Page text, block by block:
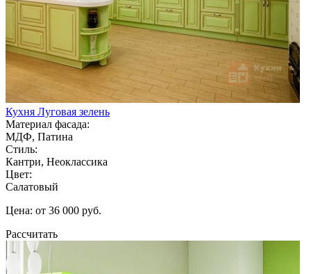
Кухня Луговая зелень
Материал фасада:
МДФ, Патина
Стиль:
Кантри, Неоклассика
Цвет:
Салатовый
Цена: от 36 000 руб.
Рассчитать